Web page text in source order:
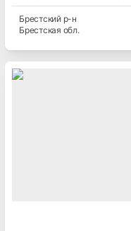
Брестскийр-н
Брестская обл.